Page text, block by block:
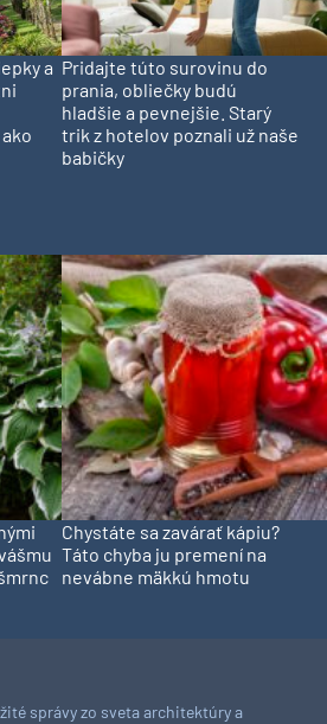
a Pridajte túto surovinu do
prania, obliečky budú
hladšie a pevnejšie. Starý
trik z hotelov poznali už naše
babičky
Chystáte sa zavárať kápiu?
Táto chyba ju premení na
nevábne mäkkú hmotu
správy zo sveta architektúry a